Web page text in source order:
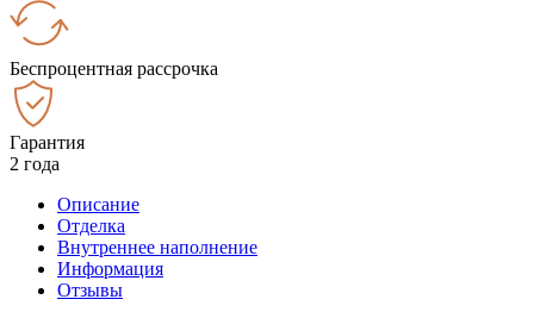
Беспроцентная рассрочка
Гарантия
2 года
Описание
Отделка
Внутреннее наполнение
Информация
Отзывы